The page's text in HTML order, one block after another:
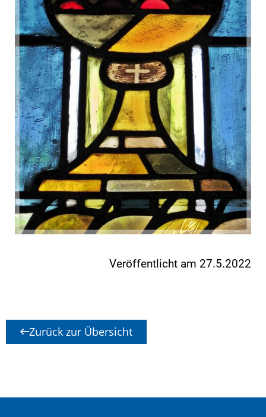
Veröffentlicht am 27.5.2022
Zurück zur Übersicht